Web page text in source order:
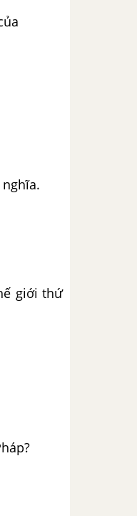
giới thứ